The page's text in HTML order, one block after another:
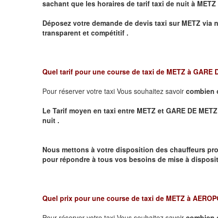
sachant que les horaires de tarif taxi de nuit à METZ
Déposez votre demande de devis taxi sur METZ via
transparent et compétitif .
Quel tarif pour une course de taxi de METZ à GARE
Pour réserver votre taxi Vous souhaitez savoir combien
Le Tarif moyen en taxi entre METZ et GARE DE
nuit .
Nous mettons à votre disposition des chauffeurs
pour répondre à tous vos besoins de mise à
Quel prix pour une course de taxi de METZ à